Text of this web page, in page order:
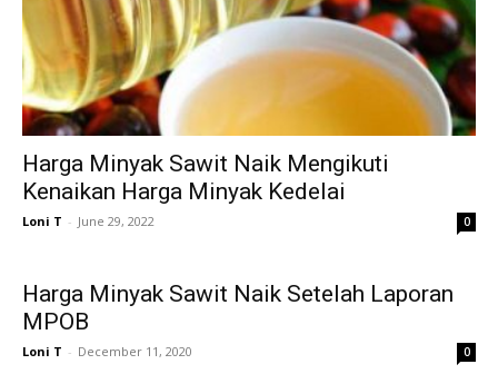
Harga Minyak Sawit Naik Mengikuti
Kenaikan Harga Minyak Kedelai
Loni T - June 29, 2022 0
Harga Minyak Sawit Naik Setelah Laporan
MPOB
Loni T - December 11, 2020 0